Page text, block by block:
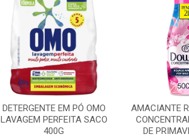
DETERGENTE EM PÓ OMO
LAVAGEM PERFEITA SACO
400G
AMACIANTE
DE